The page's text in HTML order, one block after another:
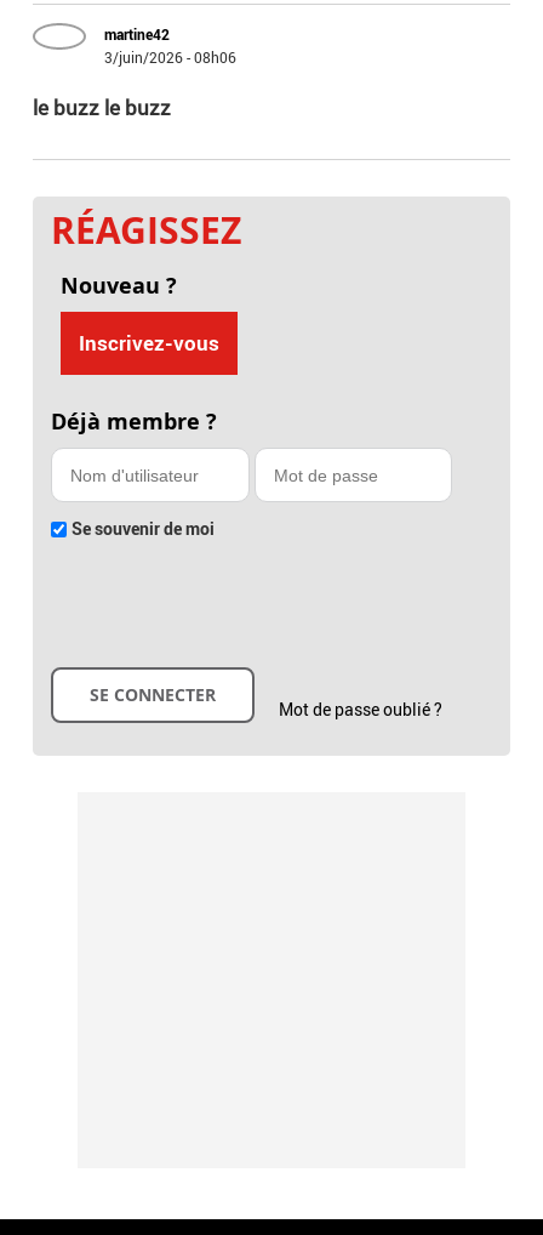
martine42
3/juin/2026 - 08h06
le buzz le buzz
RÉAGISSEZ
Nouveau ?
Inscrivez-vous
Déjà membre ?
Se souvenir de moi
Mot de passe oublié ?